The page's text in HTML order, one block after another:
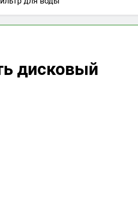
дисковый